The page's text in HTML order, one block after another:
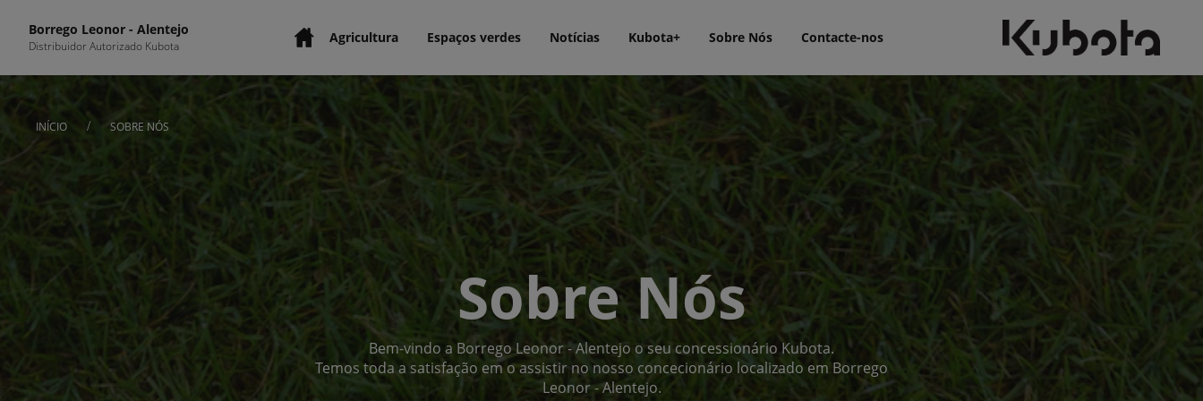
Borrego Leonor - Alentejo
Distribuidor Autorizado Kubota Agricultura Espaços verdes Notícias Kubota+ Sobre Nós Contacte-nos
INÍCIO / SOBRE NÓS
Sobre Nós
Bem-vindo a Borrego Leonor - Alentejo o seu concessionário Kubota.
Temos toda a satisfação em o assistir no nosso concecionário localizado em Borrego
Leonor - Alentejo.